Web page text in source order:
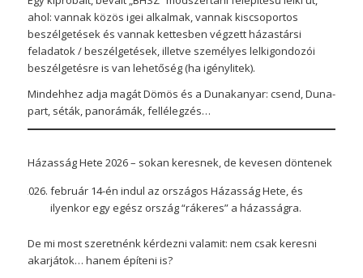
ahol: vannak közös igei alkalmak, vannak kiscsoportos
beszélgetések és vannak kettesben végzett házastársi
feladatok / beszélgetések, illetve személyes lelkigondozói
beszélgetésre is van lehetőség (ha igénylitek).
Mindehhez adja magát Dömös és a Dunakanyar: csend, Duna-
part, séták, panorámák, fellélegzés…
Házasság Hete 2026 – sokan keresnek, de kevesen döntenek
február 14-én indul az országos Házasság Hete, és
ilyenkor egy egész ország “rákeres” a házasságra.
De mi most szeretnénk kérdezni valamit: nem csak keresni
akarjátok… hanem építeni is?